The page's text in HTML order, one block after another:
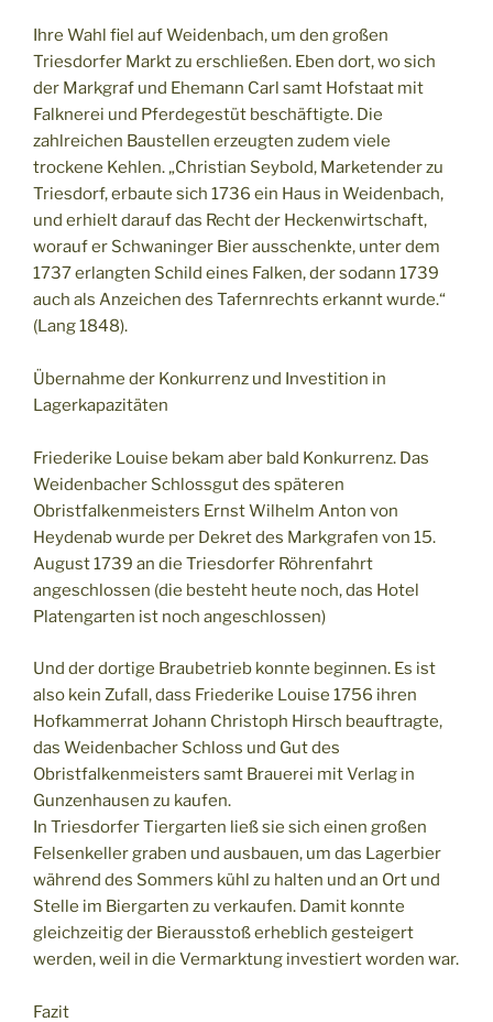
Ihre Wahl fiel auf Weidenbach, um den großen
Triesdorfer Markt zu erschließen. Eben dort, wo sich
der Markgraf und Ehemann Carl samt Hofstaat mit
Falknerei und Pferdegestüt beschäftigte. Die
zahlreichen Baustellen erzeugten zudem viele
trockene Kehlen. „Christian Seybold, Marketender zu
Triesdorf, erbaute sich 1736 ein Haus in Weidenbach,
und erhielt darauf das Recht der Heckenwirtschaft,
worauf er Schwaninger Bier ausschenkte, unter dem
1737 erlangten Schild eines Falken, der sodann 1739
auch als Anzeichen des Tafernrechts erkannt wurde.“
(Lang 1848).
Übernahme der Konkurrenz und Investition in
Lagerkapazitäten
Friederike Louise bekam aber bald Konkurrenz. Das
Weidenbacher Schlossgut des späteren
Obristfalkenmeisters Ernst Wilhelm Anton von
Heydenab wurde per Dekret des Markgrafen von 15.
August 1739 an die Triesdorfer Röhrenfahrt
angeschlossen (die besteht heute noch, das Hotel
Platengarten ist noch angeschlossen)
Und der dortige Braubetrieb konnte beginnen. Es ist
also kein Zufall, dass Friederike Louise 1756 ihren
Hofkammerrat Johann Christoph Hirsch beauftragte,
das Weidenbacher Schloss und Gut des
Obristfalkenmeisters samt Brauerei mit Verlag in
Gunzenhausen zu kaufen.
In Triesdorfer Tiergarten ließ sie sich einen großen
Felsenkeller graben und ausbauen, um das Lagerbier
während des Sommers kühl zu halten und an Ort und
Stelle im Biergarten zu verkaufen. Damit konnte
gleichzeitig der Bierausstoß erheblich gesteigert
werden, weil in die Vermarktung investiert worden war.
Fazit